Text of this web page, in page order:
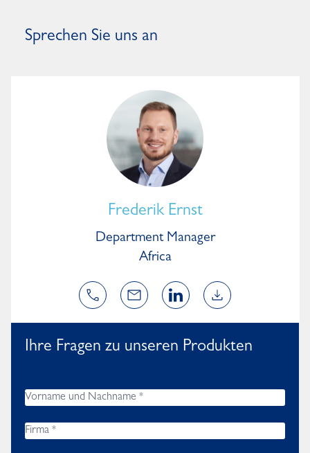
Sprechen Sie uns an
Frederik Ernst
Department Manager
Africa
Ihre Fragen zu unseren Produkten